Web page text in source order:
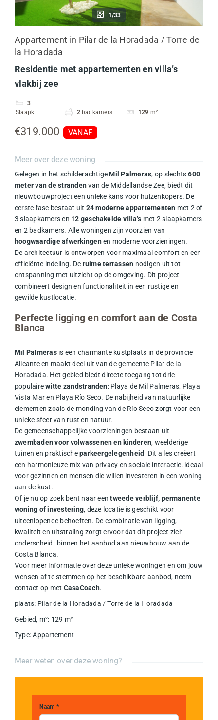
1/33
Appartement in Pilar de la Horadada / Torre de
la Horadada
Residentie met appartementen en villa’s
vlakbij zee
3
Slaapk.
2 badkamers 129 m²
€319.000 VANAF
Meer over deze woning
Gelegen in het schilderachtigeMil Palmeras, op slechts600
meter van de strandenvan de Middellandse Zee, biedt dit
nieuwbouwproject een unieke kans voor huizenkopers. De
eerste fase bestaat uit 24 moderne appartementen met 2 of
3 slaapkamers en 12 geschakelde villa’s met 2 slaapkamers
en 2 badkamers. Alle woningen zijn voorzien van
hoogwaardige afwerkingenen moderne voorzieningen.
De architectuur is ontworpen voor maximaal comfort en een
efficiënte indeling. De ruime terrassen nodigen uit tot
ontspanning met uitzicht op de omgeving. Dit project
combineert design en functionaliteit in een rustige en
gewilde kustlocatie.
Perfecte ligging en comfort aan de Costa
Blanca
Mil Palmerasis een charmante kustplaats in de provincie
Alicante en maakt deel uit van de gemeente Pilar de la
Horadada. Het gebied biedt directe toegang tot drie
populairewitte zandstranden: Playa de Mil Palmeras, Playa
Vista Mar en Playa Río Seco. De nabijheid van natuurlijke
elementen zoals de monding van de Río Seco zorgt voor een
unieke sfeer van rust en natuur.
De gemeenschappelijke voorzieningen bestaan uit
zwembaden voor volwassenen en kinderen, weelderige
tuinen en praktischeparkeergelegenheid. Dit alles creëert
een harmonieuze mix van privacy en sociale interactie, ideaal
voor gezinnen en mensen die willen investeren in een woning
aan de kust.
Of je nu op zoek bent naar eentweede verblijf, permanente
woning of investering, deze locatie is geschikt voor
uiteenlopende behoeften. De combinatie van ligging,
kwaliteit en uitstraling zorgt ervoor dat dit project zich
onderscheidt binnen het aanbod aan nieuwbouw aan de
Costa Blanca.
Voor meer informatie over deze unieke woningen en om jouw
wensen af te stemmen op het beschikbare aanbod, neem
contact op met CasaCoach.
plaats: Pilar de la Horadada / Torre de la Horadada
Gebied, m²: 129 m²
Type: Appartement
Meer weten over deze woning?
Naam *